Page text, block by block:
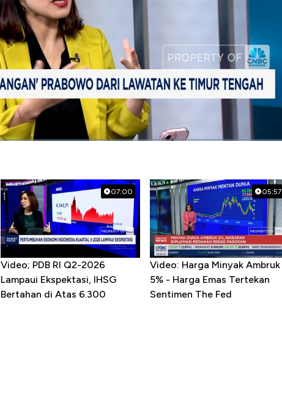
07:00
Video; PDB RI Q2-2026
Lampaui Ekspektasi, IHSG
Bertahan di Atas 6.300
05:57
Video: Harga Minyak Ambruk
5% - Harga Emas Tertekan
Sentimen The Fed